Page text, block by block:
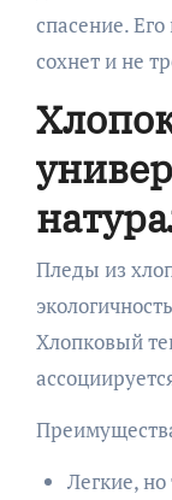
спасение.
сохнет и не
Пледы из
Хлопковый
Легкие,